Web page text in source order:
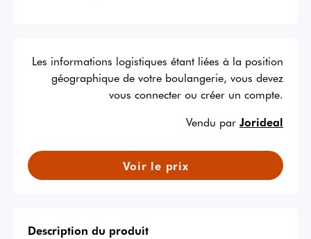
Les informations logistiques étant liées à la position
géographique de votre boulangerie, vous devez
vous connecter ou créer un compte.
Vendu par Jorideal
Voir le prix
Description du produit